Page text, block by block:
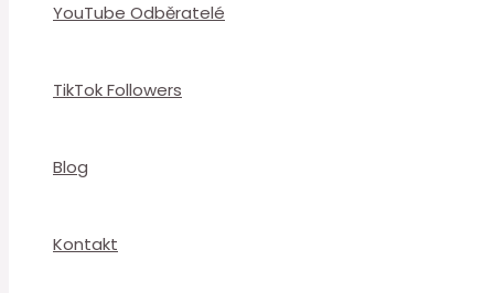
YouTube Odběratelé
TikTok Followers
Blog
Kontakt